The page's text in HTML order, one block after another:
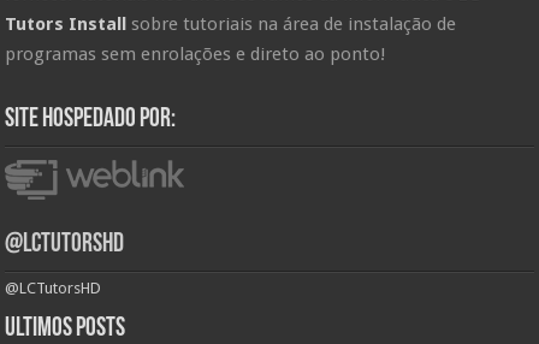
Tutors Install sobre tutoriais na área de instalação de
programas sem enrolações e direto ao ponto!
Site hospedado por:
@LCTutorsHD
@LCTutorsHD
Ultimos posts